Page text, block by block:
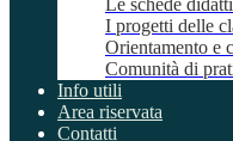
Le schede
I progetti delle
Orientamento e
Comunità di
Info utili
Area riservata
Contatti